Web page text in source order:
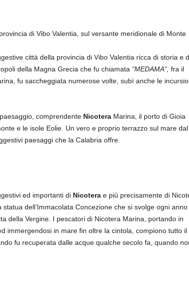
di Vibo Valentia, sul versante meridionale di Monte
città della provincia di Vibo Valentia ricca di storia e
della Magna Grecia che fu chiamata “MEDAMA”, fra il
fu saccheggiata numerose volte, subì anche le
comprendente NicoteraMarina, il porto di Gioia
e le isole Eolie. Un vero e proprio terrazzo sul mare dal
paesaggi che la Calabria offre.
ed importanti diNicoterae più precisamente di
dell’Immacolata Concezione che si svolge ogni anno
della Vergine. I pescatori di Nicotera Marina, portando in
immergendosi in mare fin oltre la cintola, compiono tutto il
fu recuperata dalle acque qualche secolo fa, quando